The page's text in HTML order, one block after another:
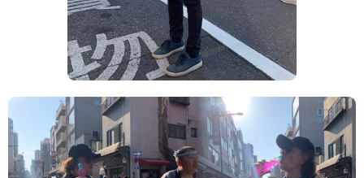
TAGS PEOPLE RANKING